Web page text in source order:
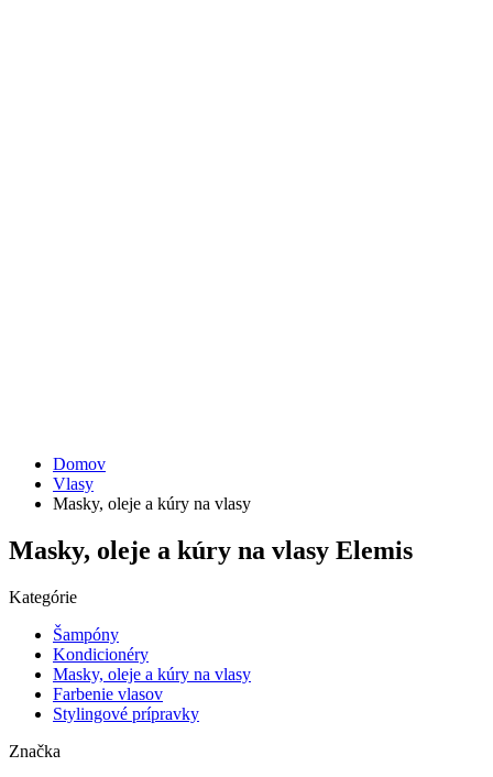
Domov
Vlasy
Masky, oleje a kúry na vlasy
Masky, oleje a kúry na vlasy Elemis
Kategórie
Šampóny
Kondicionéry
Masky, oleje a kúry na vlasy
Farbenie vlasov
Stylingové prípravky
Značka